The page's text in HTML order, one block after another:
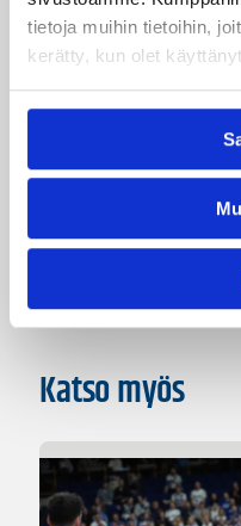
tietoja muihin tietoihin,
kerätty, kun olet
Korisliigan
Päivitetty24.03.2010
Kategoriat
Haastattelu
Katso myös